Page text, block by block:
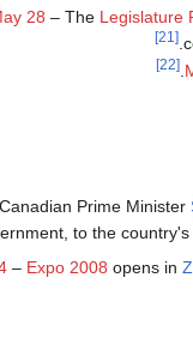
28 – The Legislature
[21]
[22]
Canadian Prime Minister
to the country's
– Expo 2008 opens in